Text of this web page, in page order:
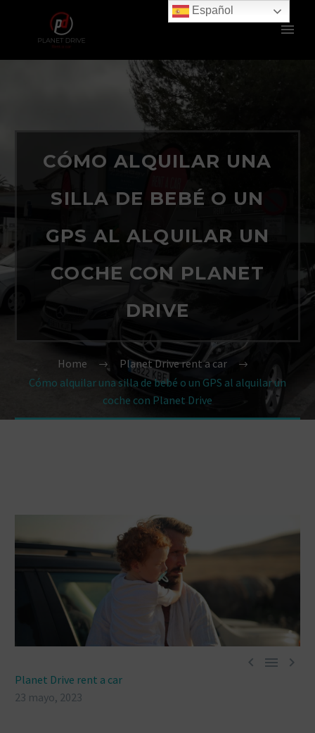
CÓMO ALQUILAR UNA
SILLA DE BEBÉ O UN
GPS AL ALQUILAR UN
COCHE CON PLANET
DRIVE
Home
Planet Drive rent a car
Cómo alquilar una silla de bebé o un GPS al alquilar un
coche con Planet Drive
  
Planet Drive rent a car
23 mayo, 2023
Español